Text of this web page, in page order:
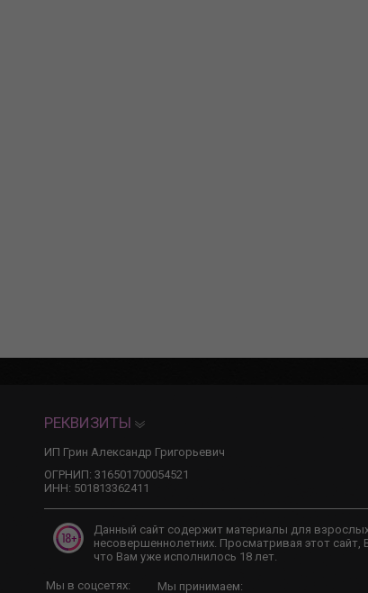
РЕКВИЗИТЫ
ИП Грин Александр Григорьевич
ОГРНИП: 316501700054521
ИНН: 501813362411
Данный сайт содержит материалы для
несовершеннолетних. Просматривая этот
что Вам уже исполнилось 18 лет.
Мы в соцсетях: Мы принимаем: